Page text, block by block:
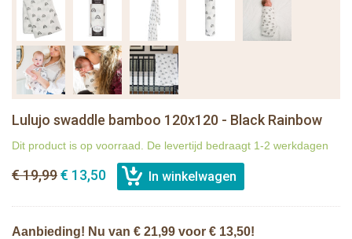
Lulujo swaddle bamboo 120x120 - Black Rainbow
Dit product is op voorraad. De levertijd bedraagt 1-2 werkdagen
€ 19,99€ 13,50
Aanbieding! Nu van € 21,99 voor € 13,50!